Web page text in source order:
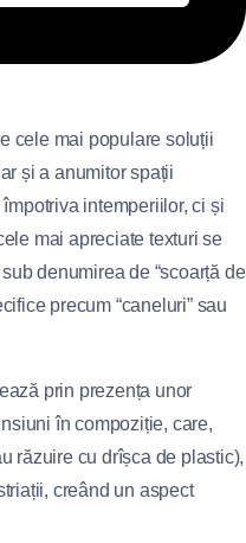
cele mai populare soluții
și a anumitor spații
intemperiilor, ci și
mai apreciate texturi se
denumirea de “scoarță de
precum “caneluri” sau
prin prezența unor
în compoziție, care,
răzuire cu drîșca de plastic),
creând un aspect